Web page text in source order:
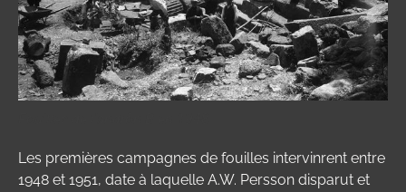
Les premières campagnes de fouilles intervinrent entre
1948 et 1951, date à laquelle A.W. Persson disparut et